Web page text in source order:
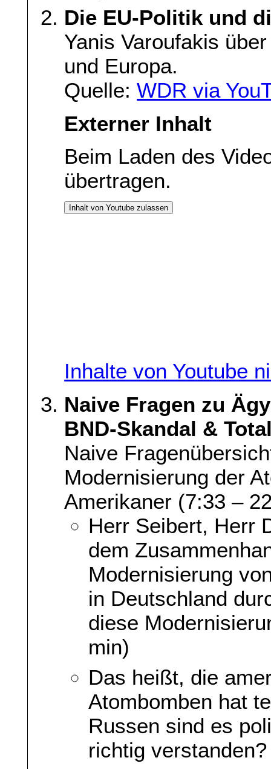
Die EU-Politik und
Yanis Varoufakis
und Europa.
Quelle:WDR via
Externer Inhalt
Beim Laden des
übertragen.
Inhalt von Youtube zulassen
Inhalte von Youtube
Naive Fragen zu
BND-Skandal &
Naive
Modernisierung der
Amerikaner (7:33 –
Herr Seibert, Herr
dem
Modernisierung
in Deutschland
diese
min)
Das heißt, die
Atombomben hat
Russen sind es
richtig